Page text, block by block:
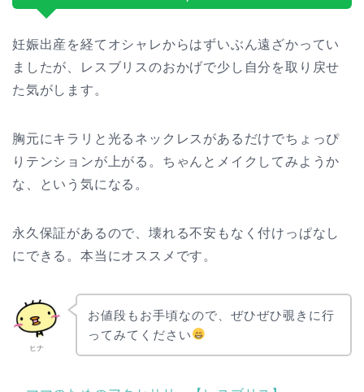
妊娠出産を経てオシャレからはずいぶん遠ざかってい
ましたが、レスブリスのおかげで少し自分を取り戻せ
た気がします。
胸元にキラリと光るネックレスがあるだけでちょっぴ
りテンションが上がる。ちゃんとメイクしてみようか
な、という気になる。
永久保証があるので、壊れる不安もなく付けっぱなし
にできる。本当にオススメです。
ヒナ
お値段もお手頃なので、ぜひぜひ覗きに行
ってみてください